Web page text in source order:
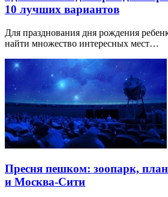
10 лучших вариантов
Для празднования дня рождения
найти множество интересных мест…
Пресня пешком: зоопарк,
и Москва-Сити